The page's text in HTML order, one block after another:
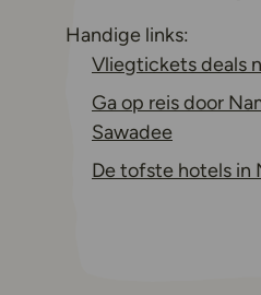
Handige links:
Vliegtickets deals
Ga op reis door
SawadeeDeze link
De tofste hotels in